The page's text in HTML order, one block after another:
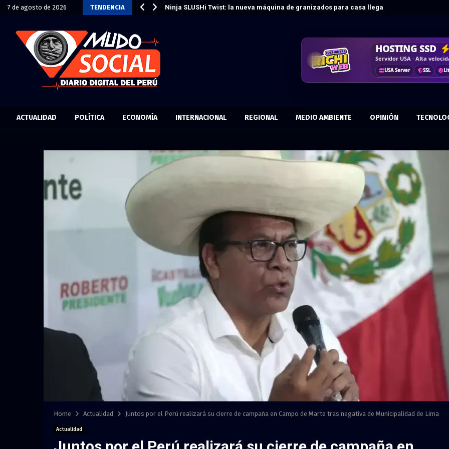
7 de agosto de 2026 TENDENCIA
y un ratón gaming… Ninja SLUSHi Twist: la nueva máquina de granizados para casa llega con…
HOSTING SSD
Servidor USA · Alta
USA Server SSL
DISEÑO WEB
Vende más por internet ·
Responsive
CRM &
Control · Automatiza ·
KPIs Datos Flujos
CORREO
Más confianza · Marca
Tu dominio Antispam
ACTUALIDAD POLÍTICA ECONOMÍA INTERNACIONAL REGIONAL MEDIO AMBIENTE OPINIÓN
Home Actualidad Juntos por el Perú realizará su cierre de campaña en Campo de Marte tras negativa de Municipalidad de Lima
Actualidad